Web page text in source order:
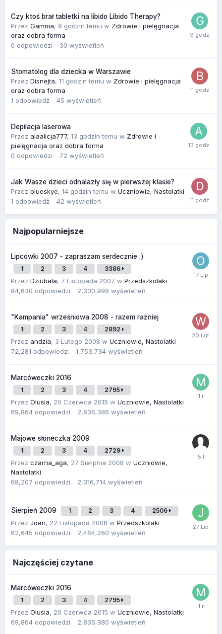
Czy ktoś brał tabletki na libido Libido Therapy?
Przez Gamma, 9 godzin temu w Zdrowie i pielęgnacja
oraz dobra forma
0 odpowiedzi 30 wyświetleń
Stomatolog dla dziecka w Warszawie
Przez Disnejta, 11 godzin temu w Zdrowie i pielęgnacja
oraz dobra forma
1 odpowiedź 45 wyświetleń
Depilacja laserowa
Przez alaalicja777, 13 godzin temu w Zdrowie i
pielęgnacja oraz dobra forma
0 odpowiedzi 72 wyświetleń
Jak Wasze dzieci odnalazły się w pierwszej klasie?
Przez blueskye, 14 godzin temu w Uczniowie, Nastolatki
1 odpowiedź 42 wyświetleń
Najpopularniejsze
Lipcówki 2007 - zapraszam serdecznie :)
1 2 3 4 3386
Przez Dziubala, 7 Listopada 2007 w Przedszkolaki
84,630 odpowiedzi 2,330,998 wyświetleń
"Kampania" wrześniowa 2008 - razem raźniej
1 2 3 4 2892
Przez andzia, 3 Lutego 2008 w Uczniowie, Nastolatki
72,281 odpowiedzi 1,753,734 wyświetleń
Marcóweczki 2016
1 2 3 4 2795
Przez Olusia, 20 Czerwca 2015 w Uczniowie, Nastolatki
69,864 odpowiedzi 2,836,386 wyświetleń
Majowe słoneczka 2009
1 2 3 4 2729
Przez czarna_aga, 27 Sierpnia 2008 w Uczniowie,
Nastolatki
68,207 odpowiedzi 2,316,714 wyświetleń
Sierpień 2009 1 2 3 4 2506
Przez Joan, 22 Listopada 2008 w Przedszkolaki
62,645 odpowiedzi 2,464,260 wyświetleń
Najczęściej czytane
Marcóweczki 2016
1 2 3 4 2795
Przez Olusia, 20 Czerwca 2015 w Uczniowie, Nastolatki
69,864 odpowiedzi 2,836,380 wyświetleń